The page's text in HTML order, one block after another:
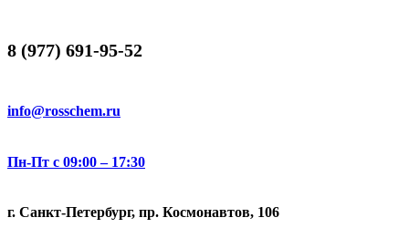
8 (977) 691-95-52
info@rosschem.ru
Пн-Пт с 09:00 – 17:30
г. Санкт-Петербург, пр. Космонавтов, 106